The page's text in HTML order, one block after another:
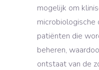
mogelijk om
microbiologische
patiënten die
beheren,
ontstaat van de